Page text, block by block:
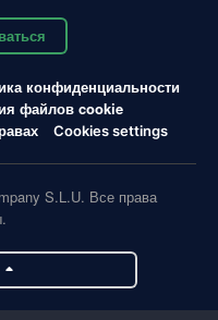
конфиденциальности
файлов cookie
Cookies settings
S.L.U. Все права